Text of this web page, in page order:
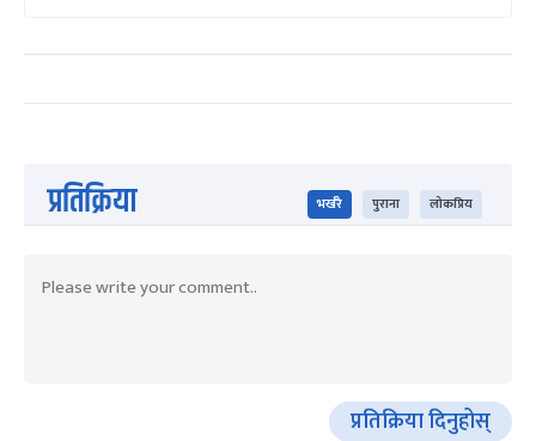
प्रतिक्रिया भर्खरै पुराना लोकप्रिय
प्रतिक्रिया दिनुहोस्